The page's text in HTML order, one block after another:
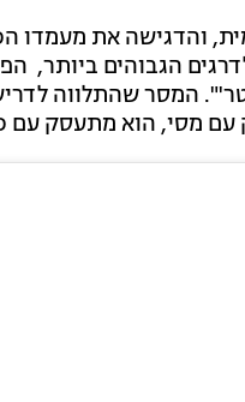
והדגישה את מעמדו
הגבוהים ביותר,
המסר שהתלווה
מסי, הוא מתעסק עם